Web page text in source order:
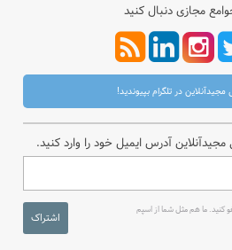
مجازی دنبال کنید
مجیدآنلاین در تلگرام بپیوندید!
آدرس ایمیل خود را وارد کنید.
کنید. ما هم مثل شما از اسپم
اشتراک